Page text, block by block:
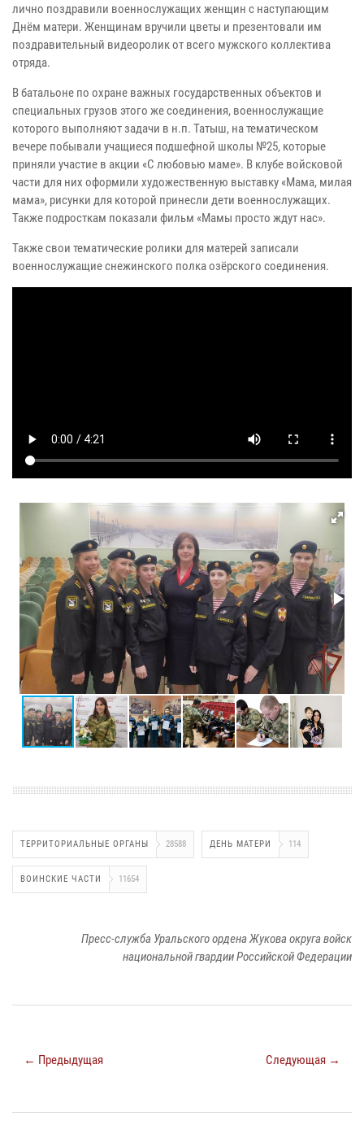
лично поздравили военнослужащих женщин с наступающим
Днём матери. Женщинам вручили цветы и презентовали им
поздравительный видеоролик от всего мужского коллектива
отряда.
В батальоне по охране важных государственных объектов и
специальных грузов этого же соединения, военнослужащие
которого выполняют задачи в н.п. Татыш, на тематическом
вечере побывали учащиеся подшефной школы №25, которые
приняли участие в акции «С любовью маме». В клубе войсковой
части для них оформили художественную выставку «Мама, милая
мама», рисунки для которой принесли дети военнослужащих.
Также подросткам показали фильм «Мамы просто ждут нас».
Также свои тематические ролики для матерей записали
военнослужащие снежинского полка озёрского соединения.
ТЕРРИТОРИАЛЬНЫЕ ОРГАНЫ 28588 ДЕНЬ МАТЕРИ 114
ВОИНСКИЕ ЧАСТИ 11654
Пресс-служба Уральского ордена Жукова округа войск
национальной гвардии Российской Федерации
← Предыдущая Следующая →